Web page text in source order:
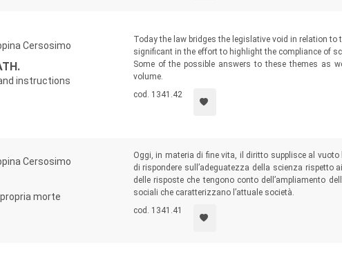
Cersosimo
instructions
Today the law bridges the legislative void in relation
significant in the effort to highlight the compliance of
Some of the possible answers to these themes as
volume.
cod. 1341.42
Cersosimo
morte
Oggi, in materia di fine vita, il diritto supplisce al
di rispondere sull’adeguatezza della scienza rispetto
delle risposte che tengono conto dell’ampliamento
sociali che caratterizzano l’attuale società.
cod. 1341.41